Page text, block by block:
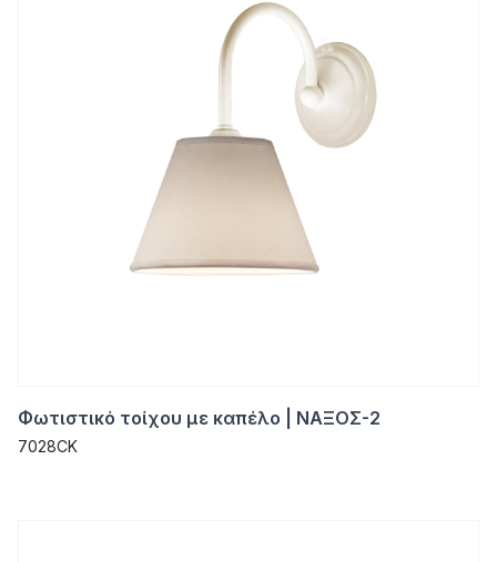
Φωτιστικό τοίχου με καπέλο | ΝΑΞΟΣ-2
7028CK